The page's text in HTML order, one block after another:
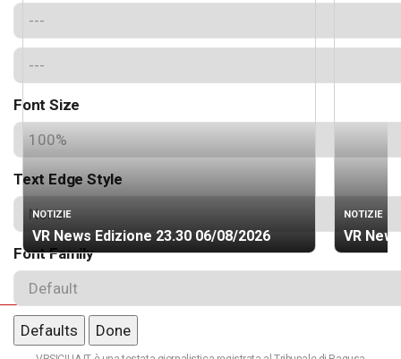
Font Size
Text Edge Style
Font Family
Defaults Done
NOTIZIE
VR News Edizione 23.30 06/08/2026
NOTIZIE
VR